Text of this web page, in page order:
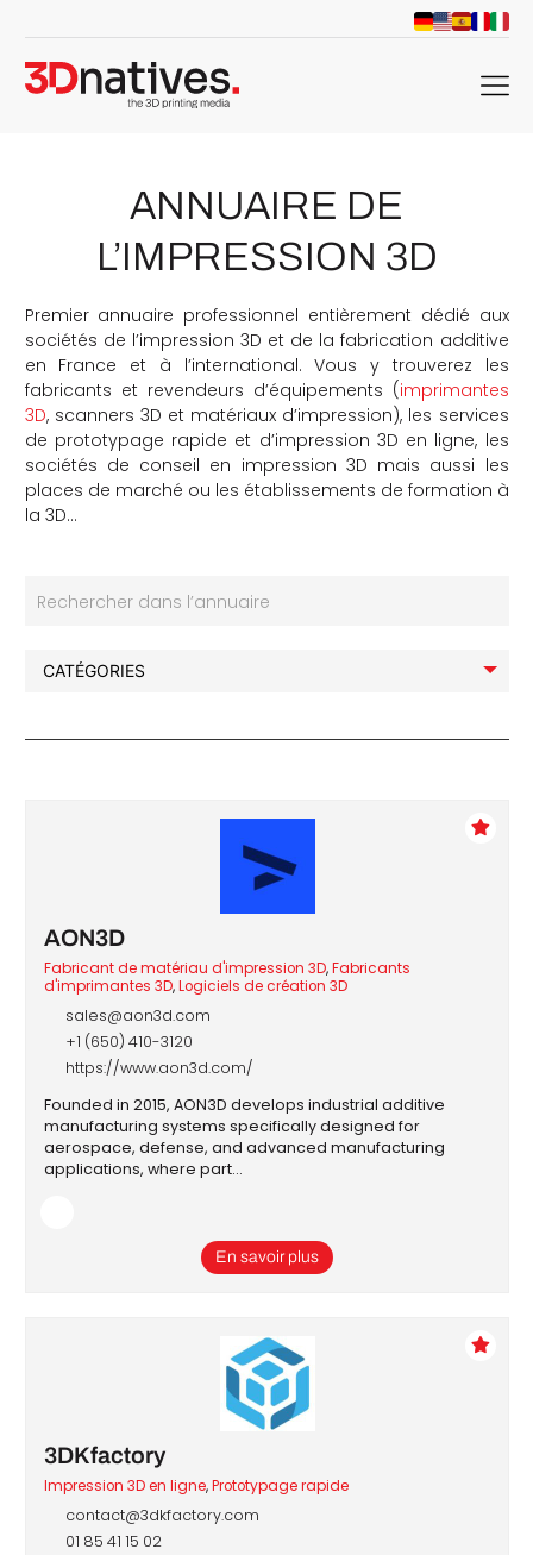
menu
ANNUAIRE DE
L’IMPRESSION 3D
Premier annuaire professionnel entièrement dédié aux
sociétés de l’impression 3D et de la fabrication additive
en France et à l’international. Vous y trouverez les
fabricants et revendeurs d’équipements (imprimantes
3D, scanners 3D et matériaux d’impression), les services
de prototypage rapide et d’impression 3D en ligne, les
sociétés de conseil en impression 3D mais aussi les
places de marché ou les établissements de formation à
la 3D…
Rechercher dans l’annuaire
AON3D
Fabricant de matériau d'impression 3D,Fabricants
d'imprimantes 3D,Logiciels de création 3D
sales@aon3d.com
+1 (650) 410-3120
https://www.aon3d.com/
Founded in 2015, AON3D develops industrial additive
manufacturing systems specifically designed for
aerospace, defense, and advanced manufacturing
applications, where part…
En savoir plus
3DKfactory
Impression 3D en ligne,Prototypage rapide
contact@3dkfactory.com
01 85 41 15 02